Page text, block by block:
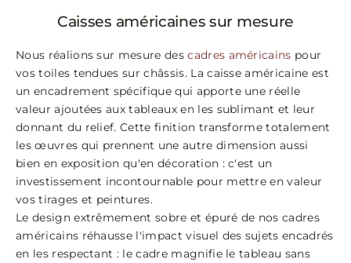
Caisses américaines sur mesure
Nous réalions sur mesure descadres américains pour
vos toiles tendues sur châssis. La caisse américaine est
un encadrement spécifique qui apporte une réelle
valeur ajoutées aux tableaux en les sublimant et leur
donnant du relief. Cette finition transforme totalement
les œuvres qui prennent une autre dimension aussi
bien en exposition qu'en décoration : c'est un
investissement incontournable pour mettre en valeur
vos tirages et peintures.
Le design extrêmement sobre et épuré de nos cadres
américains réhausse l'impact visuel des sujets encadrés
en les respectant : le cadre magnifie le tableau sans